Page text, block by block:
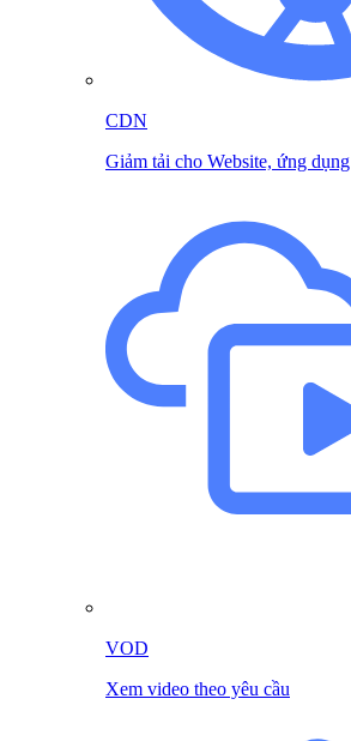
CDN
Giảm tải cho Website, ứng dụng
VOD
Xem video theo yêu cầu